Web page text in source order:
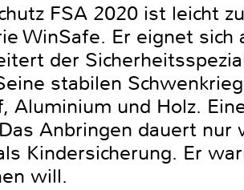
FSA 2020 ist leicht
WinSafe. Er eignet sich
der
stabilen
Aluminium und Holz.
Anbringen dauert nur
Kindersicherung. Er
will.